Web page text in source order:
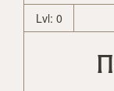
Lvl: 0